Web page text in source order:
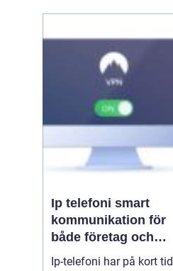
som sakta bryts ner.
Samtidigt försvinner
fungerande videospelare
från marknaden. För den
som vi...
Ip telefoni smart
kommunikation för
både företag och
privatpersoner
Ip-telefoni har på kort tid